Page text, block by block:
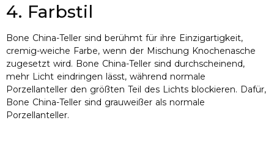
4. Farbstil
Bone China-Teller sind berühmt für ihre Einzigartigkeit,
cremig-weiche Farbe, wenn der Mischung Knochenasche
zugesetzt wird. Bone China-Teller sind durchscheinend,
mehr Licht eindringen lässt, während normale
Porzellanteller den größten Teil des Lichts blockieren. Dafür,
Bone China-Teller sind grauweißer als normale
Porzellanteller.